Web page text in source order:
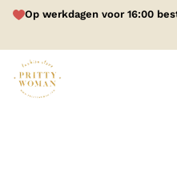
Op werkdagen voor 16:00